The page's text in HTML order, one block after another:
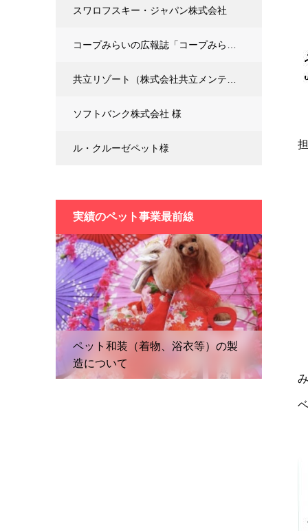
スワロフスキー・ジャパン株式会社
ソフトバンク株式会社 様
ル・クルーゼペット様
実績のペット事業最前線
ペット和装（着物、浴衣等）の製
造について